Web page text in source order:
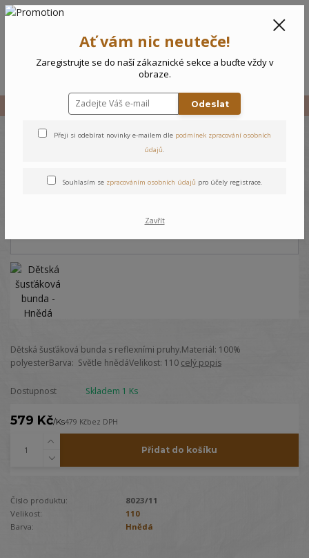
Dětská šusťáková bunda - Hnědá
Dětská šusťáková bunda -
Hnědá
Dětská šusťáková bunda s reflexními pruhy.Materiál: 100%
polyesterBarva: Světle hnědáVelikost: 110 celý popis
Dostupnost Skladem 1 Ks
579 Kč/Ks479 Kčbez DPH
Přidat do košíku
Číslo produktu:
8023/11
Velikost:
110
Barva:
Hnědá
Ať vám nic neuteče!
Zaregistrujte se do naší zákaznické sekce a buďte vždy v
obraze.
Odeslat
Přeji si odebírat novinky e-mailem dle podmínek zpracování osobních
údajů.
Souhlasím se zpracováním osobních údajů pro účely registrace.
Zavřít